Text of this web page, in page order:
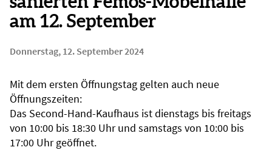
am 12. September
Donnerstag, 12. September 2024
Mit dem ersten Öffnungstag gelten auch neue
Öffnungszeiten:
Das Second-Hand-Kaufhaus ist dienstags bis freitags
von 10:00 bis 18:30 Uhr und samstags von 10:00 bis
17:00 Uhr geöffnet.